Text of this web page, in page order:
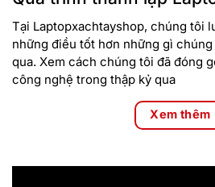
Tại Laptopxachtayshop, chúng tôi
những điều tốt hơn những gì
qua. Xem cách chúng tôi đã đóng
công nghệ trong thập kỷ qua
Xem thêm